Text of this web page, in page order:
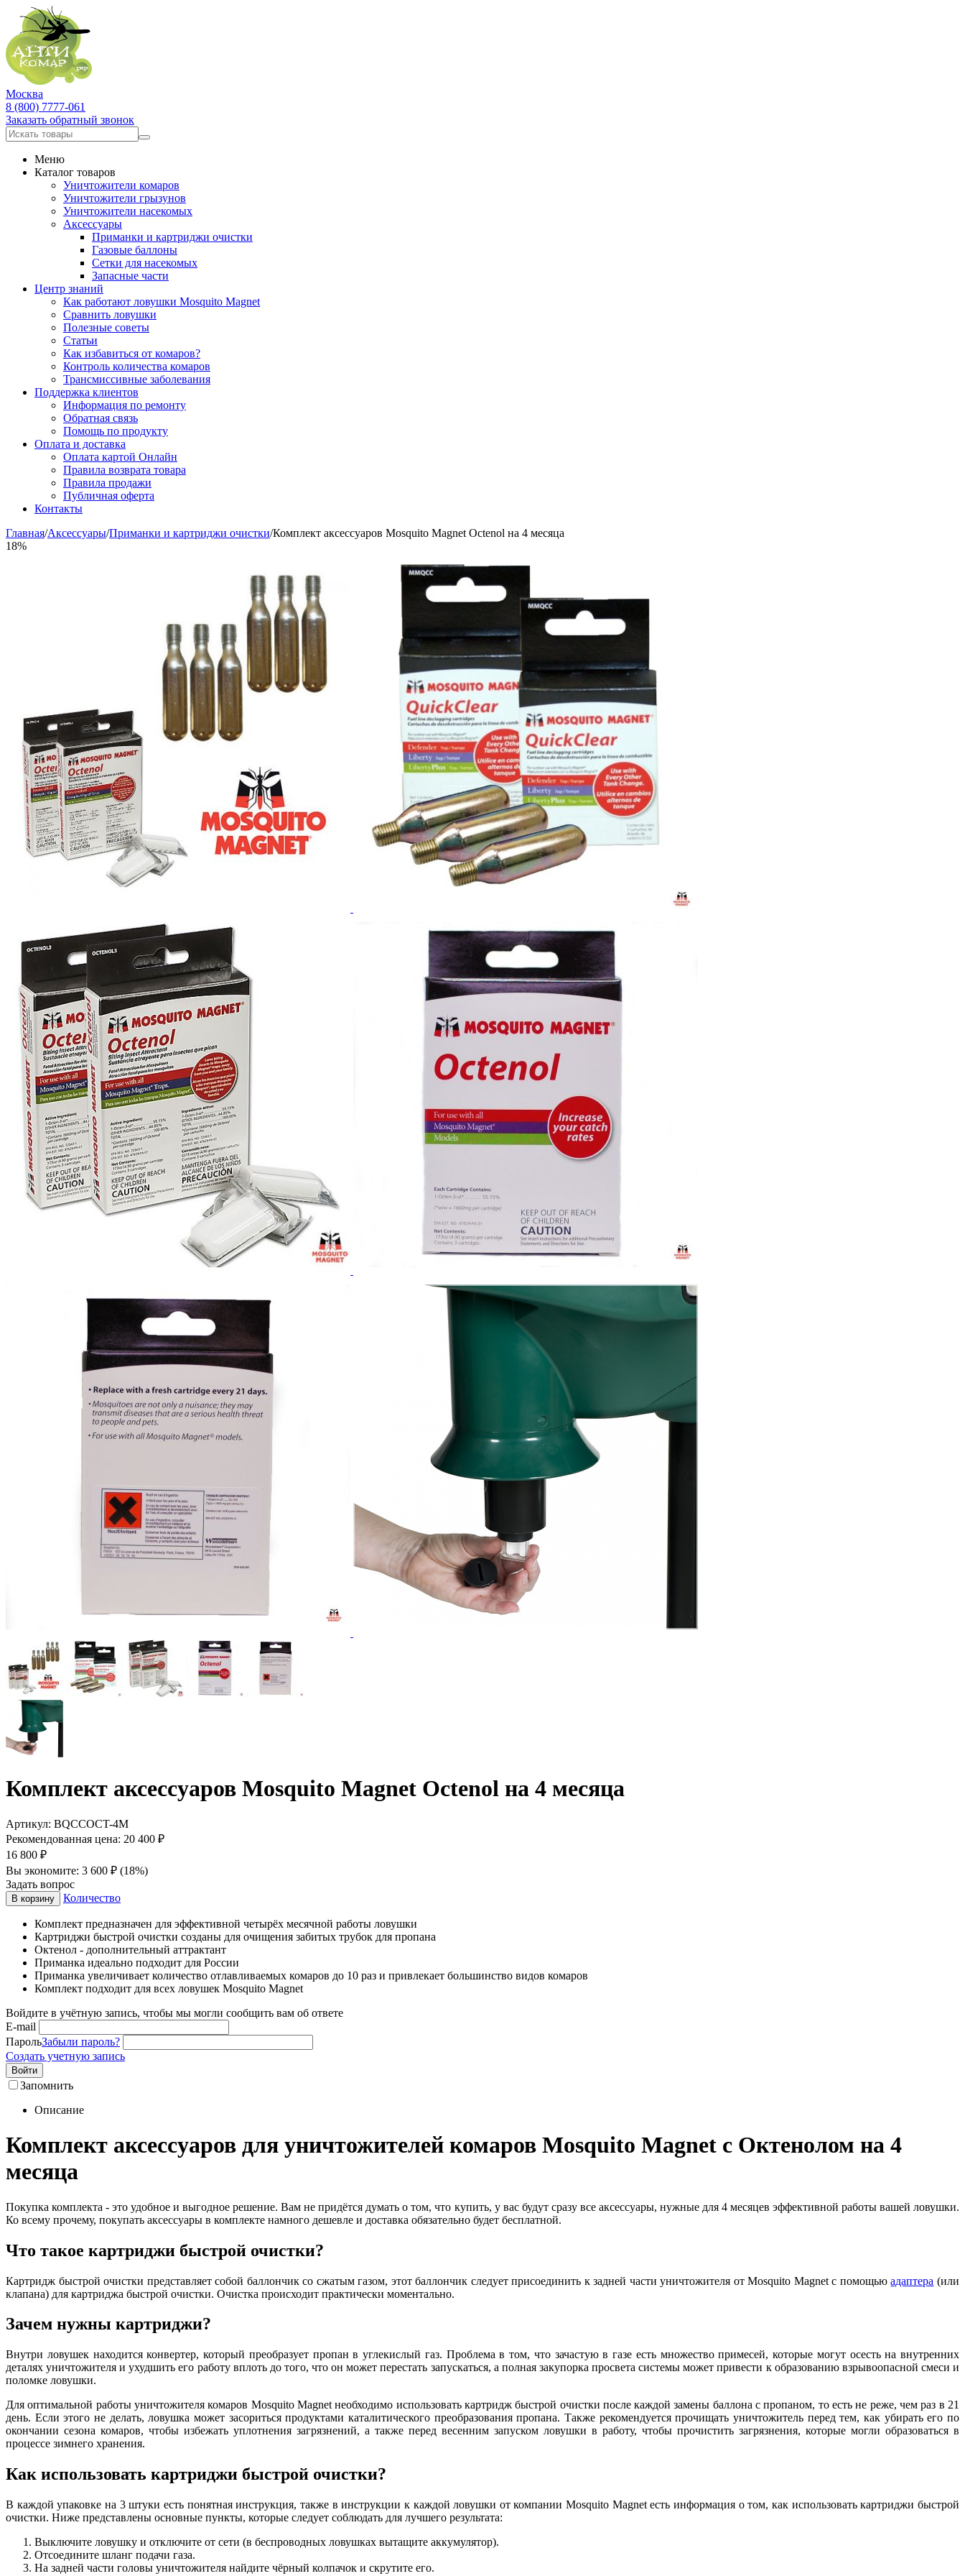
Москва
8 (800) 7777-061
Заказать обратный звонок
Меню
Каталог товаров
Уничтожители комаров
Уничтожители грызунов
Уничтожители насекомых
Аксессуары
Приманки и картриджи очистки
Газовые баллоны
Сетки для насекомых
Запасные части
Центр знаний
Как работают ловушки Mosquito Magnet
Сравнить ловушки
Полезные советы
Статьи
Как избавиться от комаров?
Контроль количества комаров
Трансмиссивные заболевания
Поддержка клиентов
Информация по ремонту
Обратная связь
Помощь по продукту
Оплата и доставка
Оплата картой Онлайн
Правила возврата товара
Правила продажи
Публичная оферта
Контакты
Главная/Аксессуары/Приманки и картриджи очистки/Комплект аксессуаров Mosquito Magnet Octenol на 4 месяца
18%
Комплект аксессуаров Mosquito Magnet Octenol на 4 месяца
Артикул: BQCCOCT-4M
Рекомендованная цена: 20 400 ₽
16 800 ₽
Вы экономите: 3 600 ₽ (18%)
Задать вопрос
В корзину Количество
Комплект предназначен для эффективной четырёх месячной работы ловушки
Картриджи быстрой очистки созданы для очищения забитых трубок для пропана
Октенол - дополнительный аттрактант
Приманка идеально подходит для России
Приманка увеличивает количество отлавливаемых комаров до 10 раз и привлекает большинство видов комаров
Комплект подходит для всех ловушек Mosquito Magnet
Войдите в учётную запись, чтобы мы могли сообщить вам об ответе
E-mail
ПарольЗабыли пароль?
Создать учетную запись
Войти
Запомнить
Описание
Комплект аксессуаров для уничтожителей комаров Mosquito Magnet с Октенолом на 4
месяца
Покупка комплекта - это удобное и выгодное решение. Вам не придётся думать о том, что купить, у вас будут сразу все аксессуары, нужные для 4 месяцев эффективной работы вашей ловушки.
Ко всему прочему, покупать аксессуары в комплекте намного дешевле и доставка обязательно будет бесплатной.
Что такое картриджи быстрой очистки?
Картридж быстрой очистки представляет собой баллончик со сжатым газом, этот баллончик следует присоединить к задней части уничтожителя от Mosquito Magnet с помощьюадаптера (или
клапана) для картриджа быстрой очистки. Очистка происходит практически моментально.
Зачем нужны картриджи?
Внутри ловушек находится конвертер, который преобразует пропан в углекислый газ. Проблема в том, что зачастую в газе есть множество примесей, которые могут осесть на внутренних
деталях уничтожителя и ухудшить его работу вплоть до того, что он может перестать запускаться, а полная закупорка просвета системы может привести к образованию взрывоопасной смеси и
поломке ловушки.
Для оптимальной работы уничтожителя комаров Mosquito Magnet необходимо использовать картридж быстрой очистки после каждой замены баллона с пропаном, то есть не реже, чем раз в 21
день. Если этого не делать, ловушка может засориться продуктами каталитического преобразования пропана. Также рекомендуется прочищать уничтожитель перед тем, как убирать его по
окончании сезона комаров, чтобы избежать уплотнения загрязнений, а также перед весенним запуском ловушки в работу, чтобы прочистить загрязнения, которые могли образоваться в
процессе зимнего хранения.
Как использовать картриджи быстрой очистки?
В каждой упаковке на 3 штуки есть понятная инструкция, также в инструкции к каждой ловушки от компании Mosquito Magnet есть информация о том, как использовать картриджи быстрой
очистки. Ниже представлены основные пункты, которые следует соблюдать для лучшего результата:
Выключите ловушку и отключите от сети (в беспроводных ловушках вытащите аккумулятор).
Отсоедините шланг подачи газа.
На задней части головы уничтожителя найдите чёрный колпачок и скрутите его.